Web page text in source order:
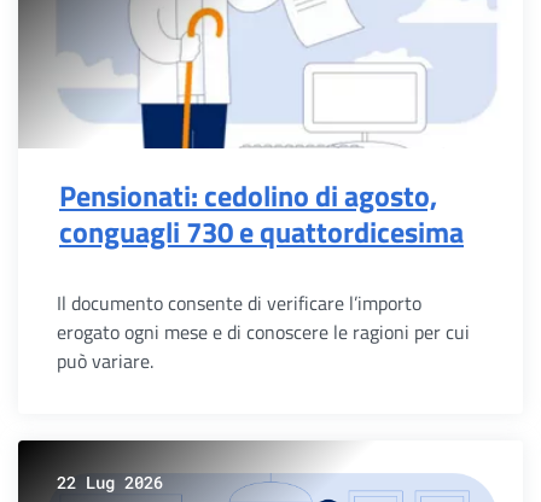
Pensionati: cedolino di agosto,
conguagli 730 e quattordicesima
Il documento consente di verificare l’importo
erogato ogni mese e di conoscere le ragioni per cui
può variare.
22 Lug 2026